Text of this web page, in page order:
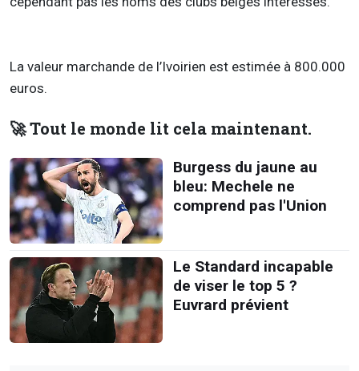
La valeur marchande de l’Ivoirien est estimée à 800.000
euros.
🚀 Tout le monde lit cela maintenant.
Burgess du jaune au
bleu: Mechele ne
comprend pas l'Union
Le Standard incapable
de viser le top 5 ?
Euvrard prévient